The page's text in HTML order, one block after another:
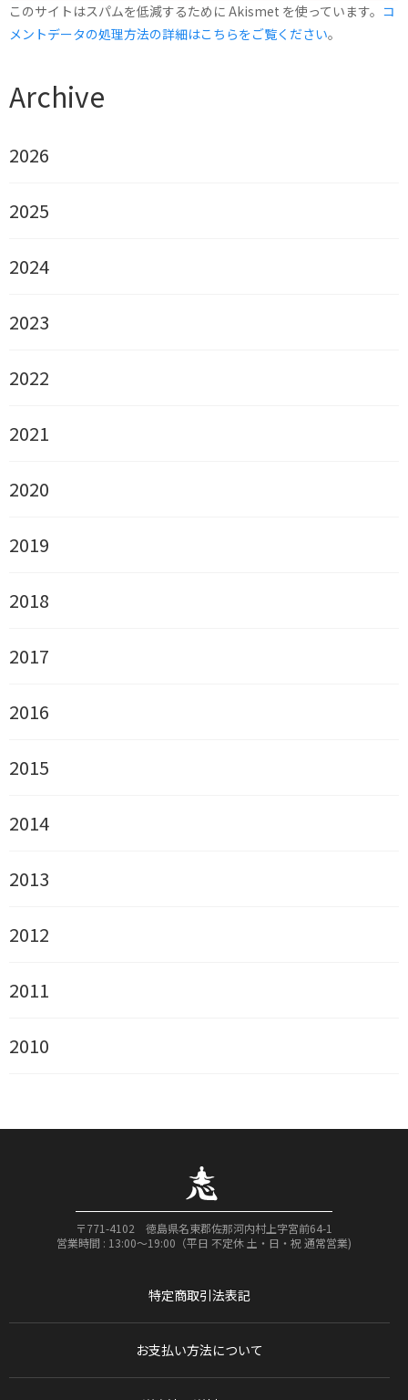
このサイトはスパムを低減するために Akismet を使っています。 コ
メントデータの処理方法の詳細はこちらをご覧ください。
Archive
2026
2025
2024
2023
2022
2021
2020
2019
2018
2017
2016
2015
2014
2013
2012
2011
2010
〒771-4102 徳島県名東郡佐那河内村上字宮前64-1
営業時間 : 13:00〜19:00（平日 不定休 土・日・祝 通常営業)
特定商取引法表記
お支払い方法について